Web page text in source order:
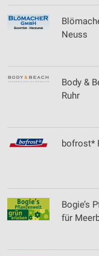
Neuss
Body &
Ruhr
bofrost*
Bogie’s
für
Verwendung von
personalisierter
Messung der
Analyse von
Entwicklung und
IAB-Besonderheiten:
Verwendung